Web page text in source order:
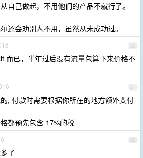
自己做起，不用他们的产品不就行了。
还会劝别人不用，虽然从未成功过。
20
而已，半年过后没有流量包算下来价格不
21
, 付款时需要根据你所在的地方额外支付
都预先包含 17%的税
22
了